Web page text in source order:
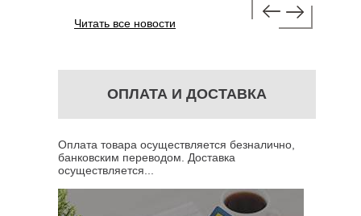
Читать все новости
ОПЛАТА И ДОСТАВКА
Оплата товара осуществляется безналично,
банковским переводом. Доставка
осуществляется...